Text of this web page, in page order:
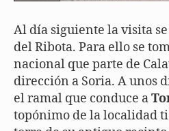
Al día siguiente la visita
del Ribota. Para ello se
nacional que parte de
dirección a Soria. A unos
el ramal que conduce a
topónimo de la localidad